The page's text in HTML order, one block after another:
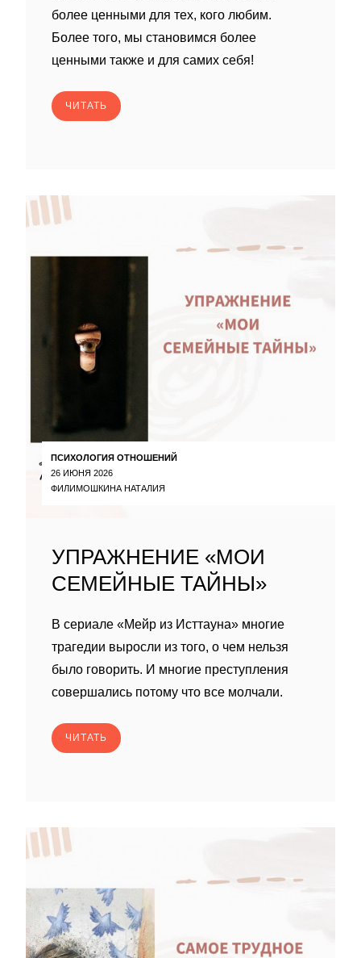
более ценными для тех, кого любим.
Более того, мы становимся более
ценными также и для самих себя!
ЧИТАТЬ
ПСИХОЛОГИЯ ОТНОШЕНИЙ
26 ИЮНЯ 2026
ФИЛИМОШКИНА НАТАЛИЯ
УПРАЖНЕНИЕ «МОИ
СЕМЕЙНЫЕ ТАЙНЫ»
В сериале «Мейр из Исттауна» многие
трагедии выросли из того, о чем нельзя
было говорить. И многие преступления
совершались потому что все молчали.
ЧИТАТЬ